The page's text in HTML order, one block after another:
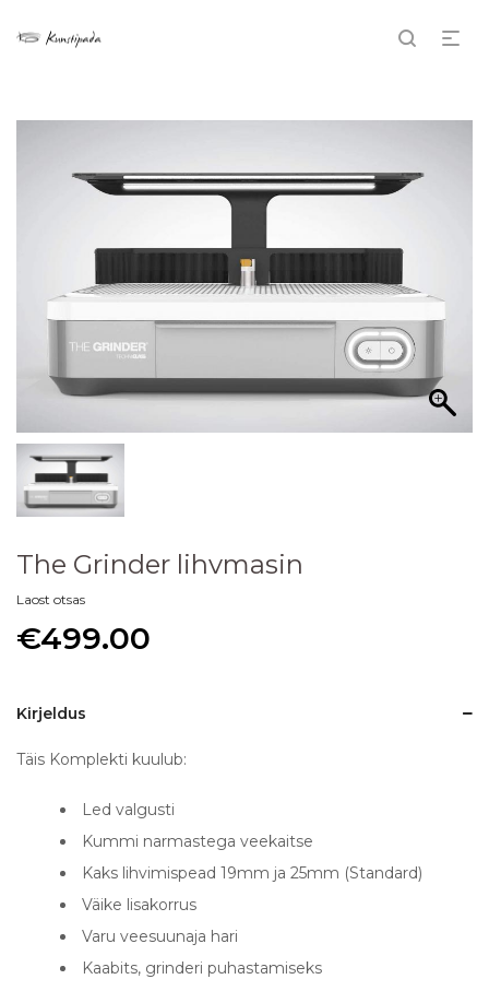
The Grinder lihvmasin
Laost otsas
€499.00
Kirjeldus
Täis Komplekti kuulub:
Led valgusti
Kummi narmastega veekaitse
Kaks lihvimispead 19mm ja 25mm (Standard)
Väike lisakorrus
Varu veesuunaja hari
Kaabits, grinderi puhastamiseks